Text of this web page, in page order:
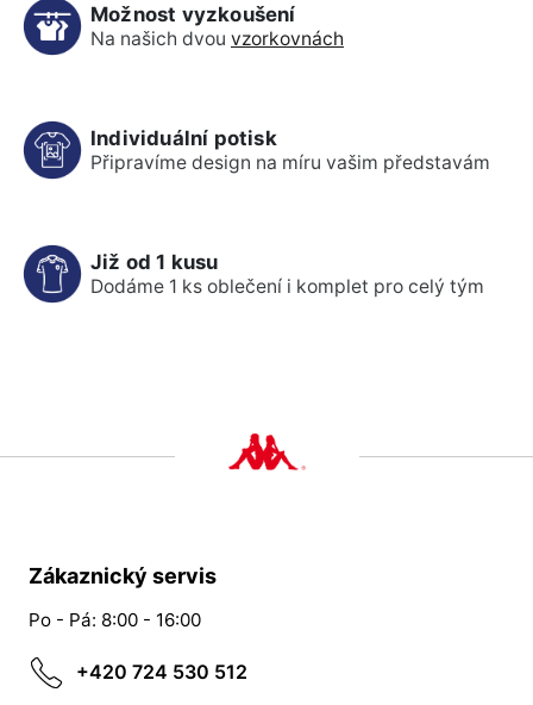
Možnost vyzkoušení
Na našich dvou vzorkovnách
Individuální potisk
Připravíme design na míru vašim představám
Již od 1 kusu
Dodáme 1 ks oblečení i komplet pro celý tým
Zákaznický servis
Po - Pá: 8:00 - 16:00
+420 724 530 512